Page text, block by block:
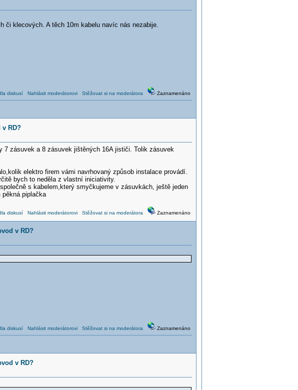
či klecových. A těch 10m kabelu navíc nás nezabije.
diskusí Nahlásit moderátorovi Stěžovat si na moderátora Zaznamenáno
RD?
7 zásuvek a 8 zásuvek jištěných 16A jističi. Tolik zásuvek
elektro firem vámi navrhovaný způsob instalace provádí.
bych to neděla z vlastní iniciativity.
s kabelem,který smyčkujeme v zásuvkách, ještě jeden
piplačka
diskusí Nahlásit moderátorovi Stěžovat si na moderátora Zaznamenáno
v RD?
diskusí Nahlásit moderátorovi Stěžovat si na moderátora Zaznamenáno
v RD?